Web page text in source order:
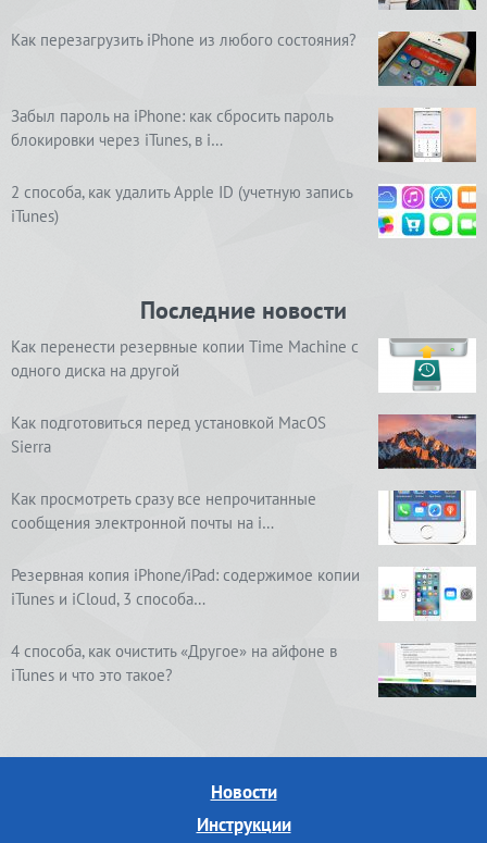
Как перезагрузить iPhone из любого состояния?
Забыл пароль на iPhone: как сбросить пароль
блокировки через iTunes, в i…
2 способа, как удалить Apple ID (учетную запись
iTunes)
Последние новости
Как перенести резервные копии Time Machine с
одного диска на другой
Как подготовиться перед установкой MacOS
Sierra
Как просмотреть сразу все непрочитанные
сообщения электронной почты на i…
Резервная копия iPhone/iPad: содержимое копии
iTunes и iCloud, 3 способа…
4 способа, как очистить «Другое» на айфоне в
iTunes и что это такое?
Новости
Инструкции